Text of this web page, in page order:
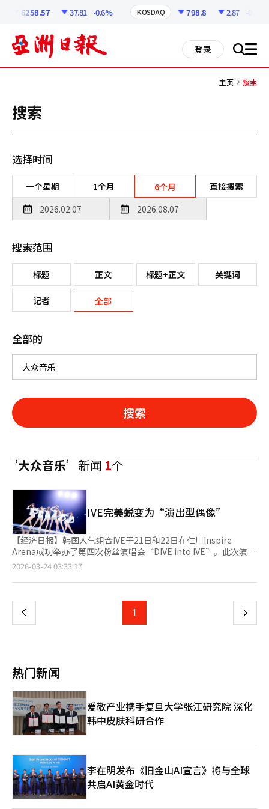
6258.57 37.81 -0.6% KOSDAQ 798.8 2.87 -0.36%
登录 搜 all
主页 搜索
搜索
选择时间
一个星期 1个月 6个月 直接搜索
搜索范围
标题 正文 标题+正文 关键词
记者 全部
全部的
搜索
‘大众音乐’新闻1个
IVE完美蜕变为“演出型偶像”
【经济日报】韩国人气组合IVE于21日和22日在仁川Inspire
Arena成功举办了第四次粉丝演唱会“DIVE into IVE”。此次演出
以360度开放式舞台为中心，不仅是简单的粉丝见面会，更是IVE
全球平台的直播，IVE与全球粉丝“DIVE”互动，为即将到来的第
计，IVE利用全方位视野的舞台结构拉近与粉丝的距离。从
《HEYA》到《ELEVEN》和《LOVE DIVE》等热门歌曲，成员们
演出市场从简单的歌舞向“体验型娱乐”进化的趋势。IVE的这次
演出意义重大，因为它是在上个月发布的第二张正规专辑先行双主
打曲《BANG BANG》在国内主要音源榜单上实现“完美全杀”并
获得音乐节目9冠王后举行的。IVE自出道以来，从《LOVE DIVE》
到《HEYA》，每首发布的歌曲都登上音源榜首，获得了大众的认
可和粉丝的支持。这表明Starship娱乐追求的“完美型女团”战略
在市场上取得了成功。此次粉丝演唱会中成员们展现的完美团队合
作和与粉丝的紧密互动，证明了IVE不仅是一个偶像团体，更是一
个“可持续品牌IP”。IVE将以此次粉丝演唱会为起点，正式启动
覆盖亚洲、欧洲、美洲和大洋洲的第二次世界巡演“SHOW WHAT
I AM”，4月4日将在吉隆坡开始与全球DIVE见面。目前，IVE在全
球音乐市场的地位比以往更加稳固。在北美和欧洲市场，K-pop偶
像的演出需求急剧增加，IVE已经在欧洲和美洲主要城市证明了其
2026-03-24 03:33:17
上
页
1 下
热门新闻
爱敬产业携手复旦大学张江研究院 深化
韩中皮肤科研合作
李在明发布《旧金山AI宣言》将与全球
共启AI黄金时代